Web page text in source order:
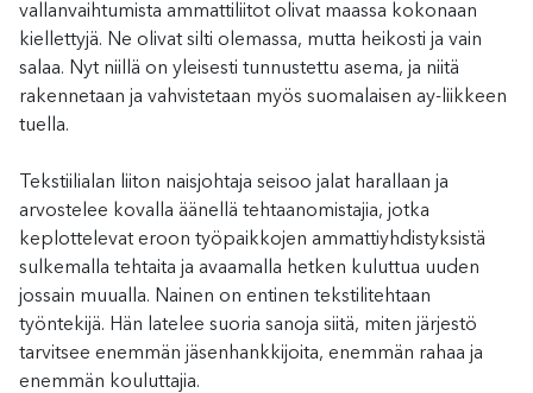
vallanvaihtumista ammattiliitot olivat maassa kokonaan
kiellettyjä. Ne olivat silti olemassa, mutta heikosti ja vain
salaa. Nyt niillä on yleisesti tunnustettu asema, ja niitä
rakennetaan ja vahvistetaan myös suomalaisen ay-liikkeen
tuella.
Tekstiilialan liiton naisjohtaja seisoo jalat harallaan ja
arvostelee kovalla äänellä tehtaanomistajia, jotka
keplottelevat eroon työpaikkojen ammattiyhdistyksistä
sulkemalla tehtaita ja avaamalla hetken kuluttua uuden
jossain muualla. Nainen on entinen tekstilitehtaan
työntekijä. Hän latelee suoria sanoja siitä, miten järjestö
tarvitsee enemmän jäsenhankkijoita, enemmän rahaa ja
enemmän kouluttajia.